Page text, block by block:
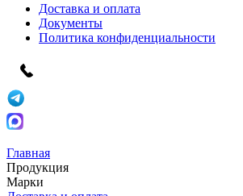
Доставка и оплата
Документы
Политика конфиденциальности
Главная
Продукция
Марки